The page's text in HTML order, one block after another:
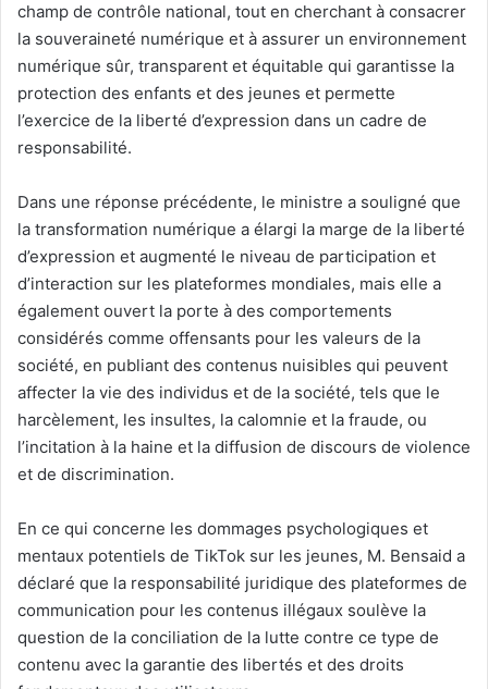
champ de contrôle national, tout en cherchant à consacrer
la souveraineté numérique et à assurer un environnement
numérique sûr, transparent et équitable qui garantisse la
protection des enfants et des jeunes et permette
l’exercice de la liberté d’expression dans un cadre de
responsabilité.
Dans une réponse précédente, le ministre a souligné que
la transformation numérique a élargi la marge de la liberté
d’expression et augmenté le niveau de participation et
d’interaction sur les plateformes mondiales, mais elle a
également ouvert la porte à des comportements
considérés comme offensants pour les valeurs de la
société, en publiant des contenus nuisibles qui peuvent
affecter la vie des individus et de la société, tels que le
harcèlement, les insultes, la calomnie et la fraude, ou
l’incitation à la haine et la diffusion de discours de violence
et de discrimination.
En ce qui concerne les dommages psychologiques et
mentaux potentiels de TikTok sur les jeunes, M. Bensaid a
déclaré que la responsabilité juridique des plateformes de
communication pour les contenus illégaux soulève la
question de la conciliation de la lutte contre ce type de
contenu avec la garantie des libertés et des droits